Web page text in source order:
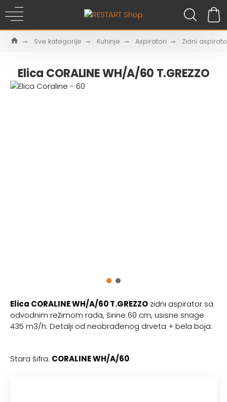
Sve kategorije Kuhinje Aspiratori Zidni
Elica CORALINE WH/A/60 T.GREZZO
Elica CORALINE WH/A/60 T.GREZZO zidni aspirator sa
odvodnim režimom rada, širine 60 cm, usisne snage
435 m3/h. Detalji od neobrađenog drveta + bela boja.
Stara šifra: CORALINE WH/A/60